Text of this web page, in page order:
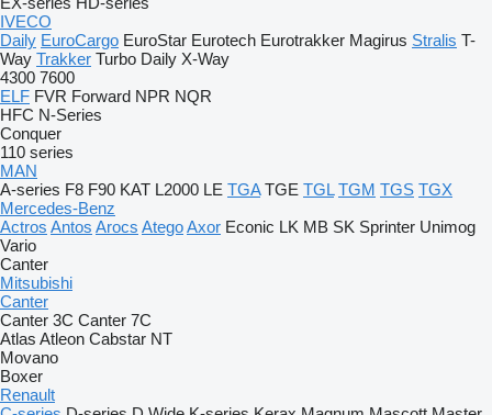
IVECO
Daily EuroCargo EuroStar Eurotech Eurotrakker Magirus Stralis T-
Way Trakker Turbo Daily X-Way
4300 7600
ELF FVR Forward NPR NQR
HFC N-Series
Conquer
110 series
MAN
A-series F8 F90 KAT L2000 LE TGA TGE TGL TGM TGS TGX
Mercedes-Benz
Actros Antos Arocs AtegoAxor Econic LK MB SK Sprinter Unimog
Vario
Canter
Mitsubishi
Canter
Canter 3C Canter 7C
Atlas Atleon Cabstar NT
Movano
Boxer
Renault